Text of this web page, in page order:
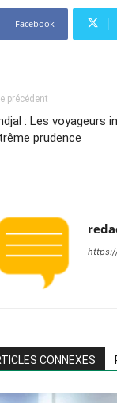
Facebook
précédent
: Les voyageurs
prudence
CONNEXES